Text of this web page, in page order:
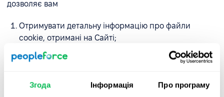
Згода Інформація Про програму
дозволяє вам
Отримувати детальну інформацію про файли
cookie, отримані на Сайті;
Надавати та відкликати свою згоду на
партнерами необов'язкових файлів cookie;